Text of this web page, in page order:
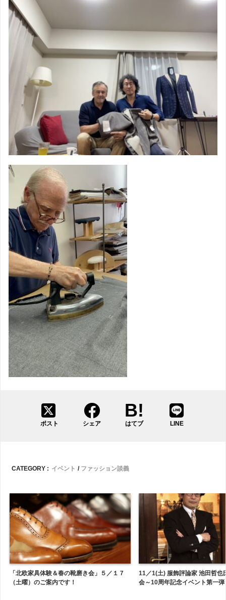
ポスト シェア はてブ LINE
CATEGORY : イベント ファッション談義
「北欧家具体験＆春の靴磨き会」５／１７
（土曜）のご案内です！
11／1(土) 服飾評論家 池田哲也
会～10周年記念イベント第一弾